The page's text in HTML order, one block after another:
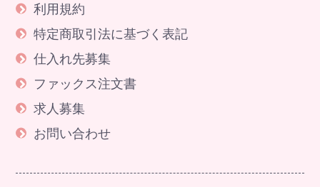
利用規約
特定商取引法に基づく表記
仕入れ先募集
ファックス注文書
求人募集
お問い合わせ